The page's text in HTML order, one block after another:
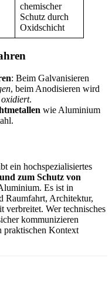
chemischer
Schutz durch
Oxidschicht
: Beim Galvanisieren
, beim Anodisieren wird
oxidiert.
wie Aluminium
ein hochspezialisiertes
zum Schutz von
Es ist in
Raumfahrt, Architektur,
Wer technisches
kommunizieren
praktischen Kontext